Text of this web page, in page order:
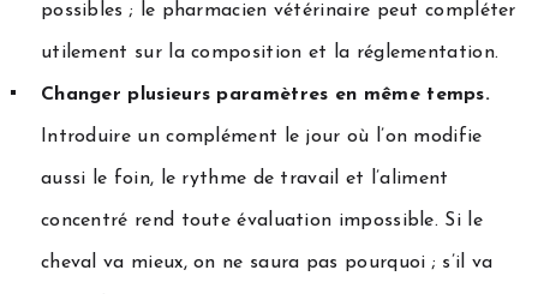
possibles ; le pharmacien vétérinaire peut compléter
utilement sur la composition et la réglementation.
Changer plusieurs paramètres en même temps.
Introduire un complément le jour où l’on modifie
aussi le foin, le rythme de travail et l’aliment
concentré rend toute évaluation impossible. Si le
cheval va mieux, on ne saura pas pourquoi ; s’il va